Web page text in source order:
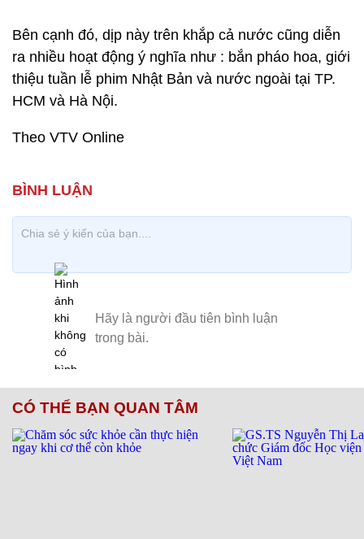
Bên cạnh đó, dịp này trên khắp cả nước cũng diễn
ra nhiều hoạt động ý nghĩa như : bắn pháo hoa, giới
thiệu tuần lễ phim Nhật Bản và nước ngoài tại TP.
HCM và Hà Nội.
Theo VTV Online
CÓ THỂ BẠN QUAN TÂM